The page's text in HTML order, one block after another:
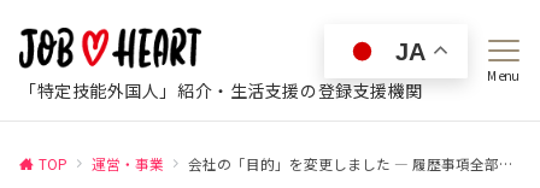
「特定技能外国人」紹介・生活支援の登録支援機関
Menu
TOP 運営・事業 会社の「目的」を変更しました ― 履歴事項全部証明書の見方と、私たちの宣言 ―
JA